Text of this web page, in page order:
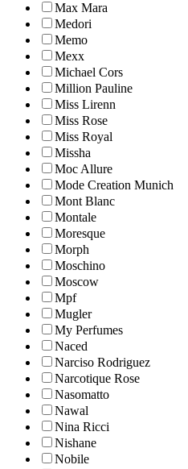
Max Mara
Medori
Memo
Mexx
Michael Cors
Million Pauline
Miss Lirenn
Miss Rose
Miss Royal
Missha
Moc Allure
Mode Creation Munich
Mont Blanc
Montale
Moresque
Morph
Moschino
Moscow
Mpf
Mugler
My Perfumes
Naced
Narciso Rodriguez
Narcotique Rose
Nasomatto
Nawal
Nina Ricci
Nishane
Nobile